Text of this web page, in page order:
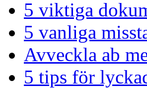
5 viktiga
5 vanliga
Avveckla ab
5 tips för